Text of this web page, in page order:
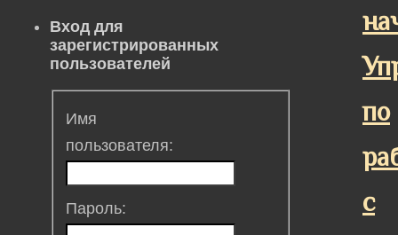
по
с
Вход для
зарегистрированных
пользователей
Имя
пользователя:
Пароль: